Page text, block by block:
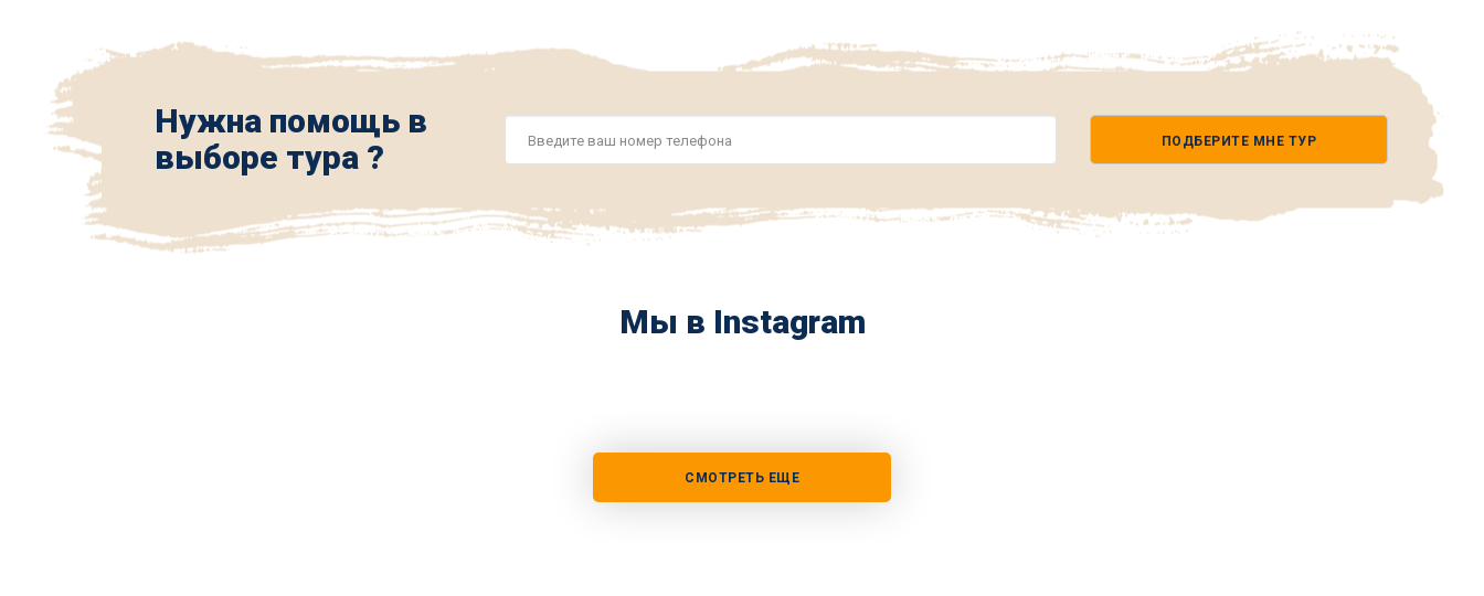
Нужна помощь в
выборе тура ?
*
ПОДБЕРИТЕ МНЕ ТУР
Мы в Instagram
СМОТРЕТЬ ЕЩЕ